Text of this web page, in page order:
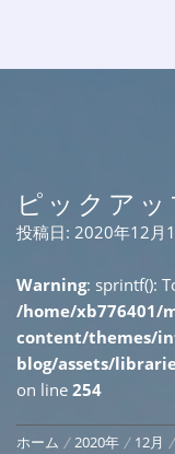
ピックア
投稿日: 2020年12月
Warning: sprintf():
/home/xb776401/
content/themes/
blog/assets/
on line 254
ホーム 2020年 12月